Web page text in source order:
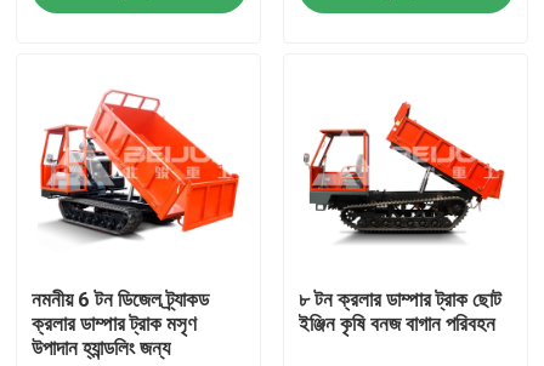
উদ্ধৃতির জন্য আবেদন
ভূগর্ভস্থ ডাম্প ট্রাক
ভূগর্ভস্থ আর্টিকুলেটেড ট্রাক
নমনীয় 6 টন ডিজেল ট্র্যাকড
ক্রলার ডাম্পার ট্রাক মসৃণ
উপাদান হ্যান্ডলিং জন্য
৮ টন ক্রলার ডাম্পার ট্রাক ছোট
ইঞ্জিন কৃষি বনজ বাগান পরিবহন